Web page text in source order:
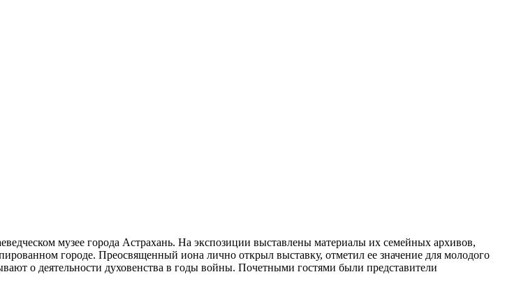
музее города Астрахань. На экспозиции выставлены материалы их семейных архивов,
городе. Преосвященный иона лично открыл выставку, отметил ее значение для молодого
о деятельности духовенства в годы войны. Почетными гостями были представители